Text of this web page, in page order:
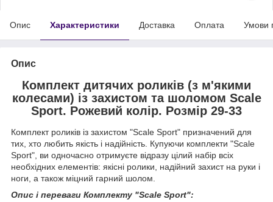
Опис Характеристики Доставка Оплата Умови
Опис
Комплект дитячих роликів (з м'якими
колесами) із захистом та шоломом Scale
Sport. Рожевий колір. Розмір 29-33
Комплект роликів із захистом "Scale Sport" призначений для
тих, хто любить якість і надійність. Купуючи комплекти "Scale
Sport", ви одночасно отримуєте відразу цілий набір всіх
необхідних елементів: якісні ролики, надійний захист на руки і
ноги, а також міцний гарний шолом.
Опис і переваги Комплекту "Scale Sport":